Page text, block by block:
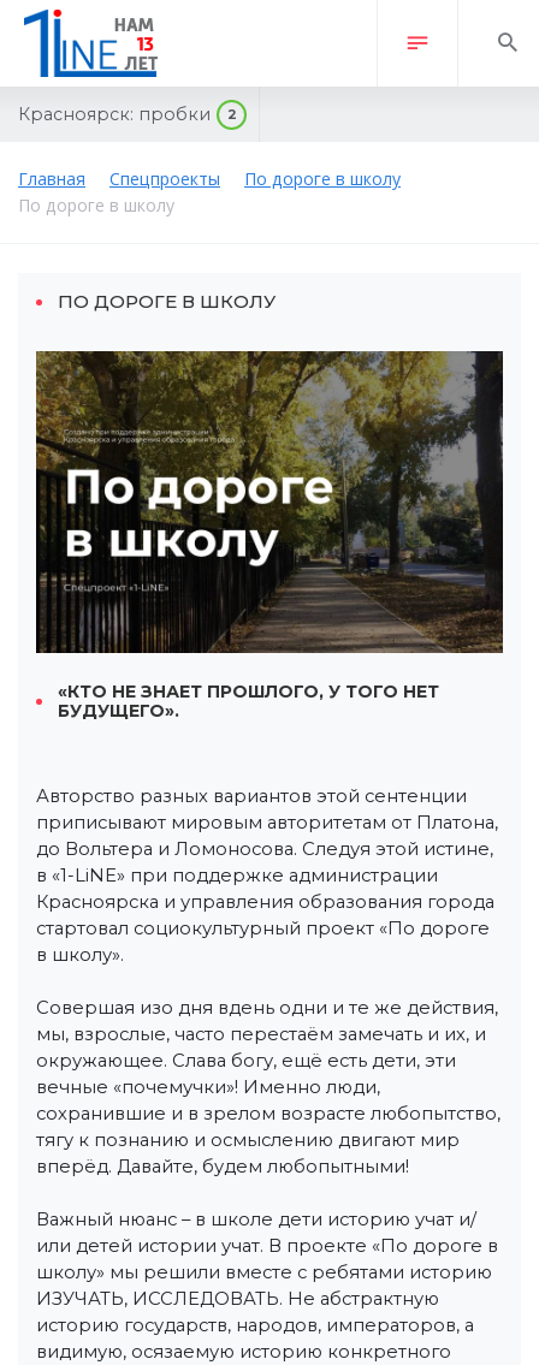
Красноярск: пробки 2
Главная Спецпроекты
По дороге в школу
По дороге в школу
ПО ДОРОГЕ В ШКОЛУ
«КТО НЕ ЗНАЕТ ПРОШЛОГО, У ТОГО НЕТ
БУДУЩЕГО».
Авторство разных вариантов этой сентенции
приписывают мировым авторитетам от Платона,
до Вольтера и Ломоносова. Следуя этой истине,
в «1-LiNE» при поддержке администрации
Красноярска и управления образования города
стартовал социокультурный проект «По дороге
в школу».
Совершая изо дня вдень одни и те же действия,
мы, взрослые, часто перестаём замечать и их, и
окружающее. Слава богу, ещё есть дети, эти
вечные «почемучки»! Именно люди,
сохранившие и в зрелом возрасте любопытство,
тягу к познанию и осмыслению двигают мир
вперёд. Давайте, будем любопытными!
Важный нюанс – в школе дети историю учат и/
или детей истории учат. В проекте «По дороге в
школу» мы решили вместе с ребятами историю
ИЗУЧАТЬ, ИССЛЕДОВАТЬ. Не абстрактную
историю государств, народов, императоров, а
видимую, осязаемую историю конкретного